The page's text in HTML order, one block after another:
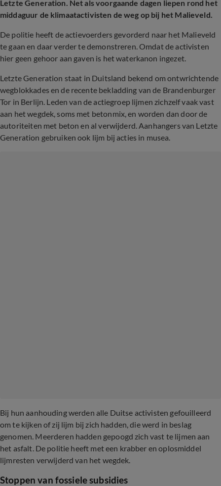
Letzte Generation. Net als voorgaande dagen liepen rond het
middaguur de klimaatactivisten de weg op bij het Malieveld.
De politie heeft de actievoerders gevorderd naar het Malieveld
te gaan en daar verder te demonstreren. Omdat de activisten
hier geen gehoor aan gaven is het waterkanon ingezet.
Letzte Generation staat in Duitsland bekend om ontwrichtende
wegblokkades en de recente bekladding van de Brandenburger
Tor in Berlijn. Leden van de actiegroep lijmen zichzelf vaak vast
aan het wegdek, soms met betonmix, en worden dan door de
autoriteiten met beton en al verwijderd. Aanhangers van Letzte
Generation gebruiken ook lijm bij acties in musea.
Bij hun aanhouding werden alle Duitse activisten gefouilleerd
om te kijken of zij lijm bij zich hadden, die werd in beslag
genomen. Meerderen hadden gepoogd zich vast te lijmen aan
het asfalt. De politie heeft met een krabber en oplosmiddel
lijmresten verwijderd van het wegdek.
Stoppen van fossiele subsidies